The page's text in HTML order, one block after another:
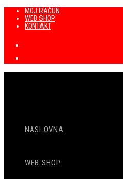
Preskoči
sadržaj
MOJ RAČUN
WEB SHOP
KONTAKT
NASLOVNA
WEB SHOP